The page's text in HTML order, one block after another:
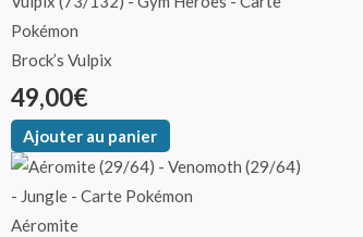
Brock’s Vulpix
49,00€
Ajouter au panier
Aéromite